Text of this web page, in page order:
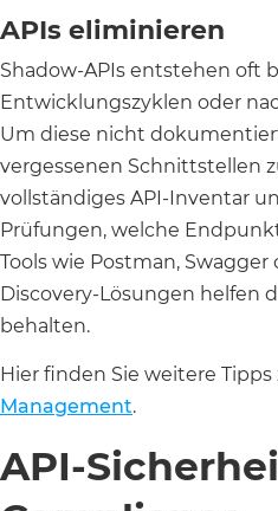
APIs eliminieren
Shadow-APIs entstehen oft
Entwicklungszyklen oder
Um diese nicht
vergessenen Schnittstellen
vollständiges API-Inventar
Prüfungen, welche
Tools wie Postman,
Discovery-Lösungen helfen
behalten.
Hier finden Sie weitere
Management.
API-